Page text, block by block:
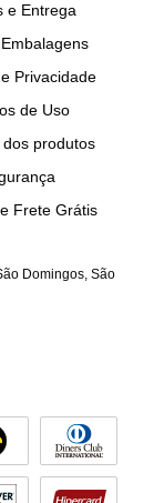
e Entrega
Privacidade
de Uso
produtos
Frete Grátis
Domingos, São